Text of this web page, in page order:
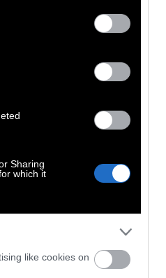
Sharing
which it
like cookies on
Ο Βασίλης Σωτηρόπουλος